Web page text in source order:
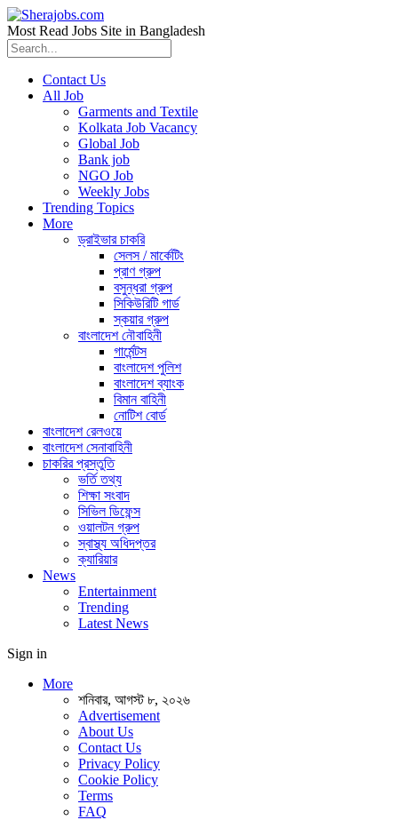
Most Read Jobs Site in Bangladesh
Contact Us
All Job
Garments and Textile
Kolkata Job Vacancy
Global Job
Bank job
NGO Job
Weekly Jobs
Trending Topics
More
ড্রাইভার চাকরি
সেলস / মার্কেটিং
প্রাণ গ্রুপ
বসুন্ধরা গ্রুপ
সিকিউরিটি গার্ড
স্কয়ার গ্রুপ
বাংলাদেশ নৌবাহিনী
গার্মেন্টস
বাংলাদেশ পুলিশ
বাংলাদেশ ব্যাংক
বিমান বাহিনী
নোটিশ বোর্ড
বাংলাদেশ রেলওয়ে
বাংলাদেশ সেনাবাহিনী
চাকরির প্রস্তুতি
ভর্তি তথ্য
শিক্ষা সংবাদ
সিভিল ডিফেন্স
ওয়ালটন গ্রুপ
স্বাস্থ্য অধিদপ্তর
ক্যারিয়ার
News
Entertainment
Trending
Latest News
Sign in
More
শনিবার, আগস্ট ৮, ২০২৬
Advertisement
About Us
Contact Us
Privacy Policy
Cookie Policy
Terms
FAQ